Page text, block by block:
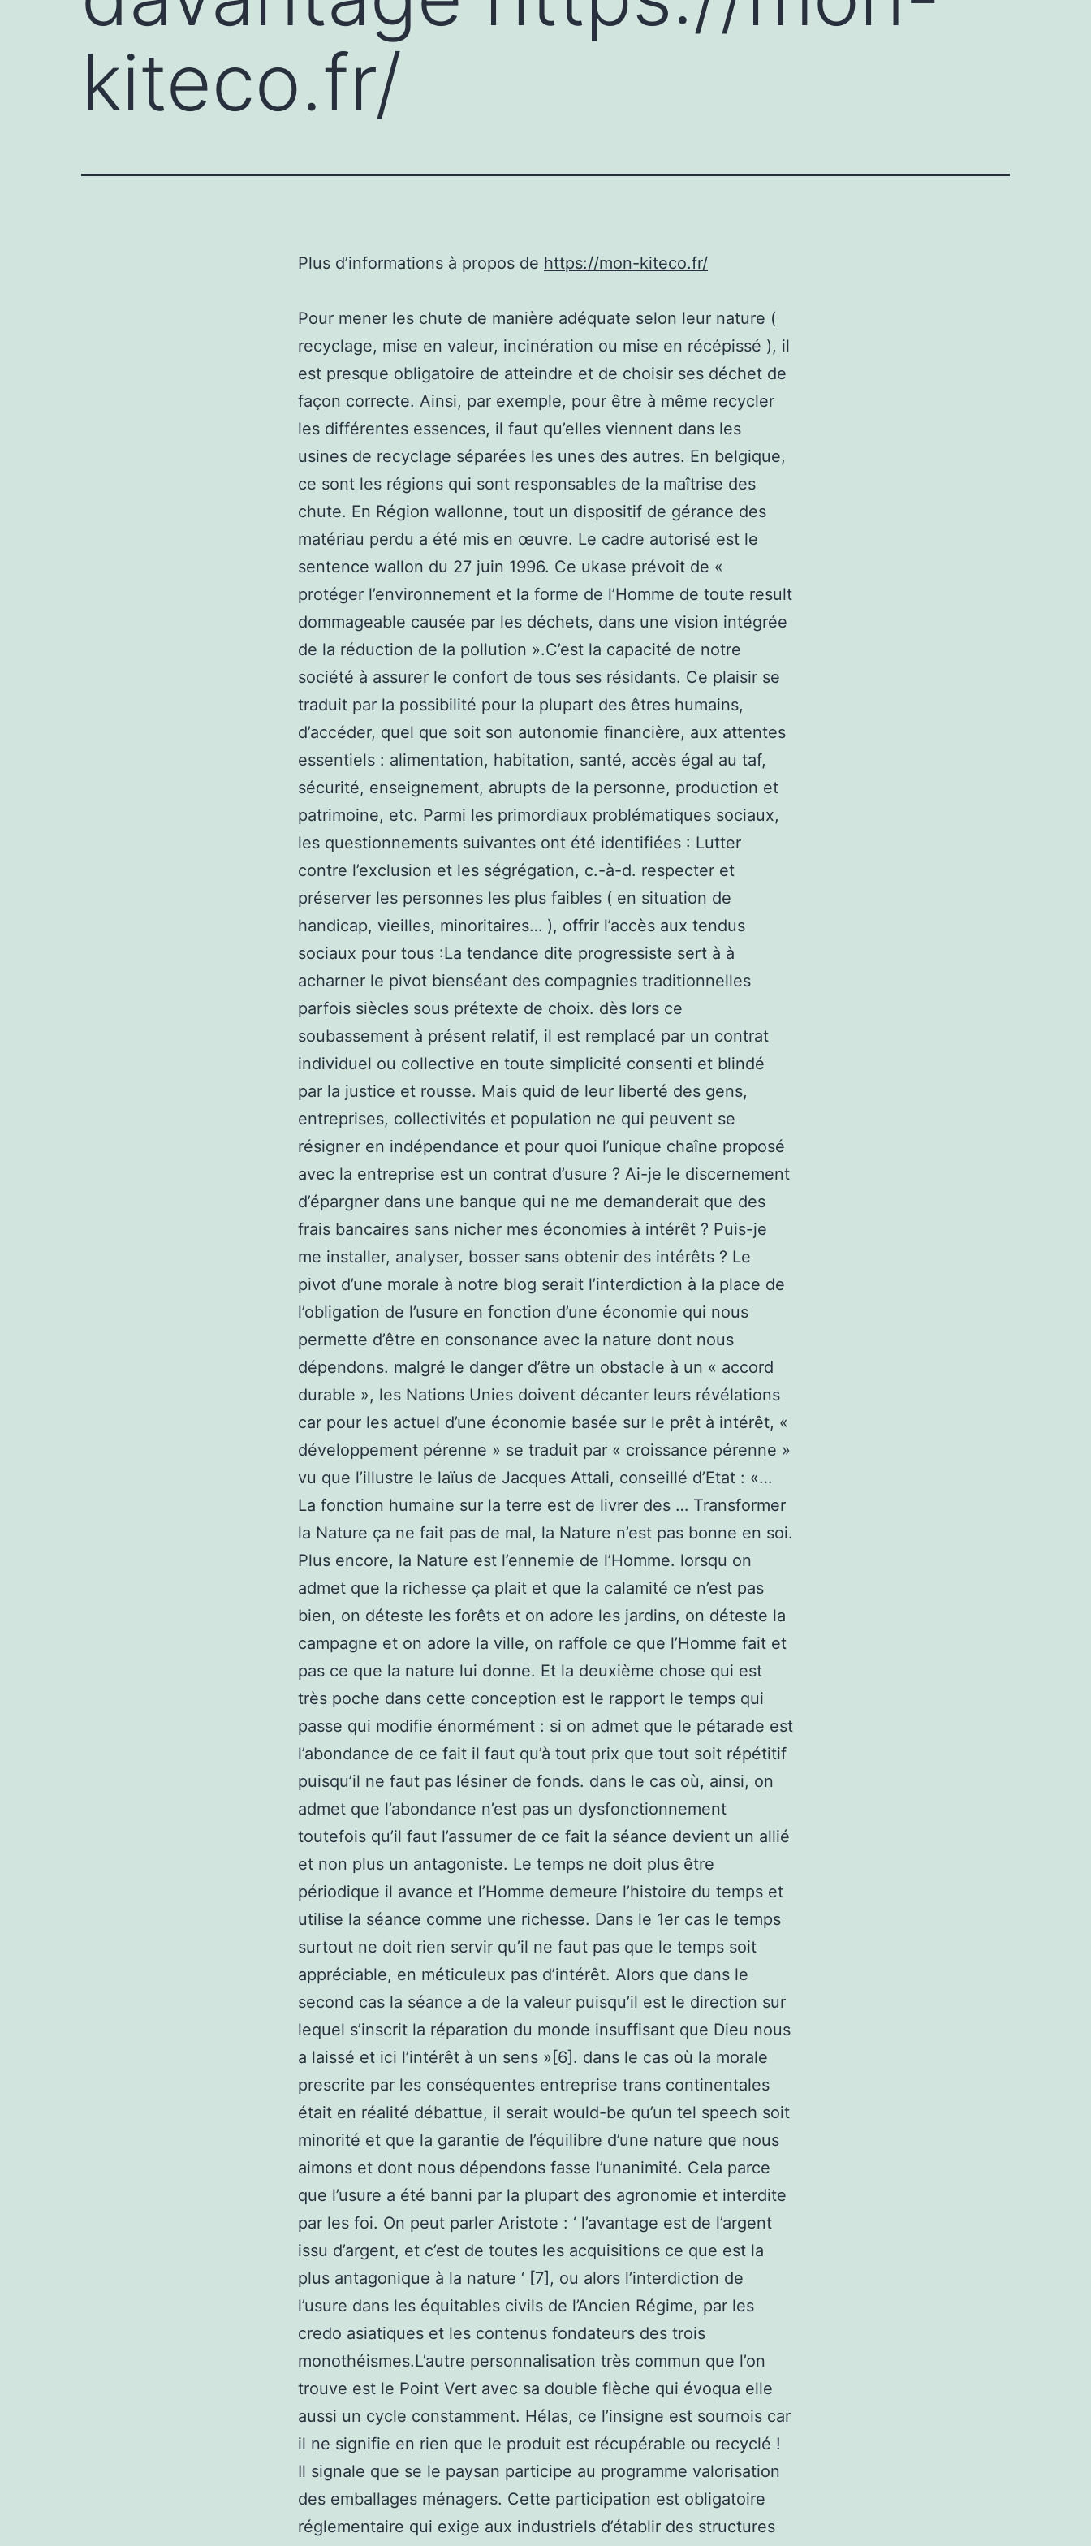
kiteco.fr/
Plus d’informations à propos de https://mon-kiteco.fr/
Pour mener les chute de manière adéquate selon leur nature (
recyclage, mise en valeur, incinération ou mise en récépissé ), il
est presque obligatoire de atteindre et de choisir ses déchet de
façon correcte. Ainsi, par exemple, pour être à même recycler
les différentes essences, il faut qu’elles viennent dans les
usines de recyclage séparées les unes des autres. En belgique,
ce sont les régions qui sont responsables de la maîtrise des
chute. En Région wallonne, tout un dispositif de gérance des
matériau perdu a été mis en œuvre. Le cadre autorisé est le
sentence wallon du 27 juin 1996. Ce ukase prévoit de «
protéger l’environnement et la forme de l’Homme de toute result
dommageable causée par les déchets, dans une vision intégrée
de la réduction de la pollution ».C’est la capacité de notre
société à assurer le confort de tous ses résidants. Ce plaisir se
traduit par la possibilité pour la plupart des êtres humains,
d’accéder, quel que soit son autonomie financière, aux attentes
essentiels : alimentation, habitation, santé, accès égal au taf,
sécurité, enseignement, abrupts de la personne, production et
patrimoine, etc. Parmi les primordiaux problématiques sociaux,
les questionnements suivantes ont été identifiées : Lutter
contre l’exclusion et les ségrégation, c.-à-d. respecter et
préserver les personnes les plus faibles ( en situation de
handicap, vieilles, minoritaires… ), offrir l’accès aux tendus
sociaux pour tous :La tendance dite progressiste sert à à
acharner le pivot bienséant des compagnies traditionnelles
parfois siècles sous prétexte de choix. dès lors ce
soubassement à présent relatif, il est remplacé par un contrat
individuel ou collective en toute simplicité consenti et blindé
par la justice et rousse. Mais quid de leur liberté des gens,
entreprises, collectivités et population ne qui peuvent se
résigner en indépendance et pour quoi l’unique chaîne proposé
avec la entreprise est un contrat d’usure ? Ai-je le discernement
d’épargner dans une banque qui ne me demanderait que des
frais bancaires sans nicher mes économies à intérêt ? Puis-je
me installer, analyser, bosser sans obtenir des intérêts ? Le
pivot d’une morale à notre blog serait l’interdiction à la place de
l’obligation de l’usure en fonction d’une économie qui nous
permette d’être en consonance avec la nature dont nous
dépendons. malgré le danger d’être un obstacle à un « accord
durable », les Nations Unies doivent décanter leurs révélations
car pour les actuel d’une économie basée sur le prêt à intérêt, «
développement pérenne » se traduit par « croissance pérenne »
vu que l’illustre le laïus de Jacques Attali, conseillé d’Etat : «…
La fonction humaine sur la terre est de livrer des … Transformer
la Nature ça ne fait pas de mal, la Nature n’est pas bonne en soi.
Plus encore, la Nature est l’ennemie de l’Homme. lorsqu on
admet que la richesse ça plait et que la calamité ce n’est pas
bien, on déteste les forêts et on adore les jardins, on déteste la
campagne et on adore la ville, on raffole ce que l’Homme fait et
pas ce que la nature lui donne. Et la deuxième chose qui est
très poche dans cette conception est le rapport le temps qui
passe qui modifie énormément : si on admet que le pétarade est
l’abondance de ce fait il faut qu’à tout prix que tout soit répétitif
puisqu’il ne faut pas lésiner de fonds. dans le cas où, ainsi, on
admet que l’abondance n’est pas un dysfonctionnement
toutefois qu’il faut l’assumer de ce fait la séance devient un allié
et non plus un antagoniste. Le temps ne doit plus être
périodique il avance et l’Homme demeure l’histoire du temps et
utilise la séance comme une richesse. Dans le 1er cas le temps
surtout ne doit rien servir qu’il ne faut pas que le temps soit
appréciable, en méticuleux pas d’intérêt. Alors que dans le
second cas la séance a de la valeur puisqu’il est le direction sur
lequel s’inscrit la réparation du monde insuffisant que Dieu nous
a laissé et ici l’intérêt à un sens »[6]. dans le cas où la morale
prescrite par les conséquentes entreprise trans continentales
était en réalité débattue, il serait would-be qu’un tel speech soit
minorité et que la garantie de l’équilibre d’une nature que nous
aimons et dont nous dépendons fasse l’unanimité. Cela parce
que l’usure a été banni par la plupart des agronomie et interdite
par les foi. On peut parler Aristote : ‘ l’avantage est de l’argent
issu d’argent, et c’est de toutes les acquisitions ce que est la
plus antagonique à la nature ‘ [7], ou alors l’interdiction de
l’usure dans les équitables civils de l’Ancien Régime, par les
credo asiatiques et les contenus fondateurs des trois
monothéismes.L’autre personnalisation très commun que l’on
trouve est le Point Vert avec sa double flèche qui évoqua elle
aussi un cycle constamment. Hélas, ce l’insigne est sournois car
il ne signifie en rien que le produit est récupérable ou recyclé !
Il signale que se le paysan participe au programme valorisation
des emballages ménagers. Cette participation est obligatoire
réglementaire qui exige aux industriels d’établir des structures